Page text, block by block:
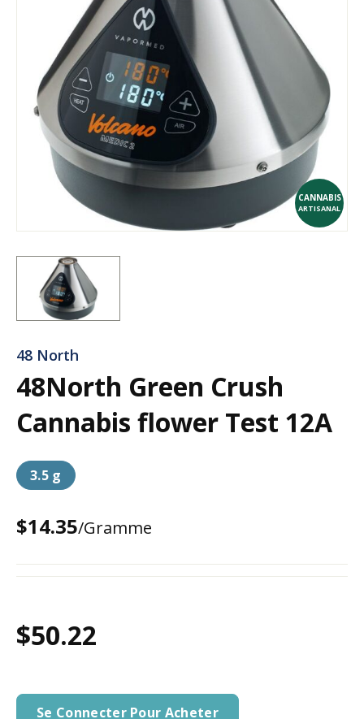
CANNABIS
ARTISANAL
48 North
48North Green Crush
Cannabis flower Test 12A
3.5 g
$14.35/Gramme
$50.22
Se Connecter Pour Acheter